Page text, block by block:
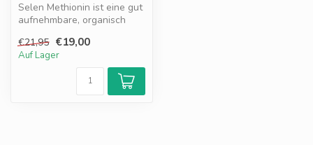
Selen Methionin ist eine gut
aufnehmbare, organisch
di...
€21,95 €19,00
Auf Lager